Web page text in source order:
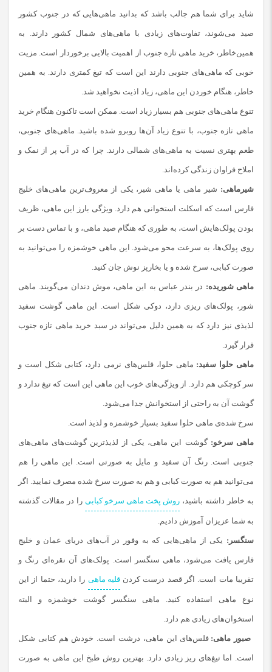
شاید برای شما هم جالب باشد که بدانید ماهی‌هایی که در جنوب کشور
صید می‌شوند، تفاوت‌های زیادی با ماهی‌های شمال کشور دارند. به
همین‌خاطر، خرید ماهی تازه جنوب از اهمیت بالایی برخوردار است. مزیت
خوبی که ماهی‌های جنوبی دارند این است که تیغ کمتری دارند. به همین
خاطر، هنگام خوردن این ماهی، زیاد اذیت نخواهید شد.
تنوع ماهی‌های جنوبی هم بسیار زیاد است. ممکن است تاکنون هنگام خرید
ماهی تازه جنوب، با تنوع زیاد آن‌ها روبرو شده باشید. ماهی‌های جنوبی،
طعم بهتری نسبت به ماهی‌های شمالی دارند. چرا که در آب پر از نمک و
املاح فراوان زندگی کرده‌اند.
شیرماهی: شیر ماهی یا ماهی شیر، یکی از معروف‌ترین ماهی‌های خلیج
فارس است که اسکلت استخوانی هم دارد. ویژگی بارز این ماهی، ظریف
بودن پولک‌هایش است، به ‌طوری که هنگام صید ماهی، و با تماس دست بر
روی پولک‌ها، به سرعت محو می‌شود. این ماهی خوشمزه را می‌توانید به
صورت کبابی، سرخ‌ شده و یا بخارپز نوش جان کنید.
ماهی شوریده: در بندر عباس به این ماهی، موش دندان می‌گویند. ماهی
شور، پولک‌های ریزی دارد، دوکی‌ شکل است. این ماهی گوشت سفید
لذیذی نیز دارد که به همین دلیل می‌تواند در سبد خرید ماهی تازه جنوب
قرار گیرد.
ماهی حلوا سفید: ماهی حلوا، فلس‌های نرمی دارد، کتابی شکل است و
سر کوچکی هم دارد. از ویژگی‌های خوب این ماهی این است که تیغ ندارد و
گوشت آن به ‌راحتی از استخوانش جدا می‌شود.
سرخ‌ شده‌ی ماهی حلوا سفید بسیار خوشمزه و لذیذ است.
ماهی سرخو: گوشت این ماهی، یکی از لذیذترین گوشت‌های ماهی‌های
جنوبی است. رنگ آن سفید و مایل به صورتی است. این ماهی را هم
می‌توانید هم به صورت کبابی و هم به صورت سرخ شده مصرف نمایید. اگر
به خاطر داشته باشید، روش پخت ماهی سرخو کبابی را در مقالات گذشته
به شما عزیزان آموزش دادیم.
سنگسر: یکی از ماهی‌هایی که به وفور در آب‌های دریای عمان و خلیج
‌فارس یافت می‌شود، ماهی سنگسر است. پولک‌های آن نقره‌ای رنگ و
تقریبا مات است. اگر قصد درست کردنقلیه ‌ماهی را دارید، حتما از این
نوع ماهی استفاده کنید. ماهی سنگسر گوشت خوشمزه‌ و البته
استخوان‌های زیادی هم دارد.
صبور ماهی: فلس‌های این ماهی، درشت است. خودش هم کتابی شکل
است. اما تیغ‌های ریز زیادی دارد. بهترین روش طبخ این ماهی به صورت